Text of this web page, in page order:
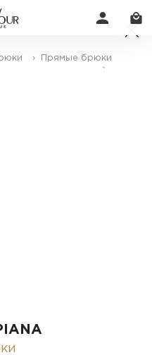
› Прямые брюки